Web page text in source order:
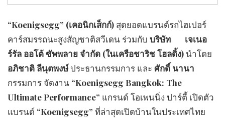
“Koenigsegg” (เคอนิกเส็กก์) สุดยอดแบรนด์รถไฮเปอร์
คาร์สมรรถนะสูงสัญชาติสวีเดน ร่วมกับ บริษัท เจเนอ
ร์รัล ออโต้ ซัพพลาย จำกัด (ในเครือชาริช โฮลดิ้ง) นำโดย
อภิชาติ ลีนุตพงษ์ประธานกรรมการ และ ศักดิ์ นานา
กรรมการ จัดงาน “Koenigsegg Bangkok: The
Ultimate Performance” แกรนด์ โอเพนนิ่ง ปาร์ตี้ เปิดตัว
แบรนด์ “Koenigsegg” ที่ล่าสุดเปิดบ้านในประเทศไทย